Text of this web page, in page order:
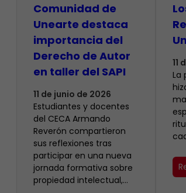
Comunidad de
Unearte destaca
importancia del
Derecho de Autor
en taller del SAPI
11 de junio de 2026
Estudiantes y docentes
del CECA Armando
Reverón compartieron
sus reflexiones tras
participar en una nueva
jornada formativa sobre
propiedad intelectual,…
11
La